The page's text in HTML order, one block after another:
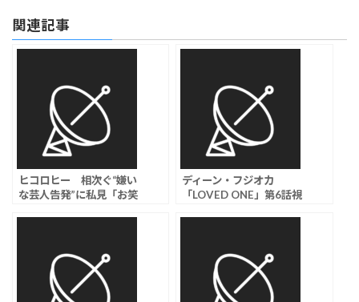
関連記事
ヒコロヒー 相次ぐ“嫌い
な芸人告発”に私見「お笑
ディーン・フジオカ
「LOVED ONE」第6話視